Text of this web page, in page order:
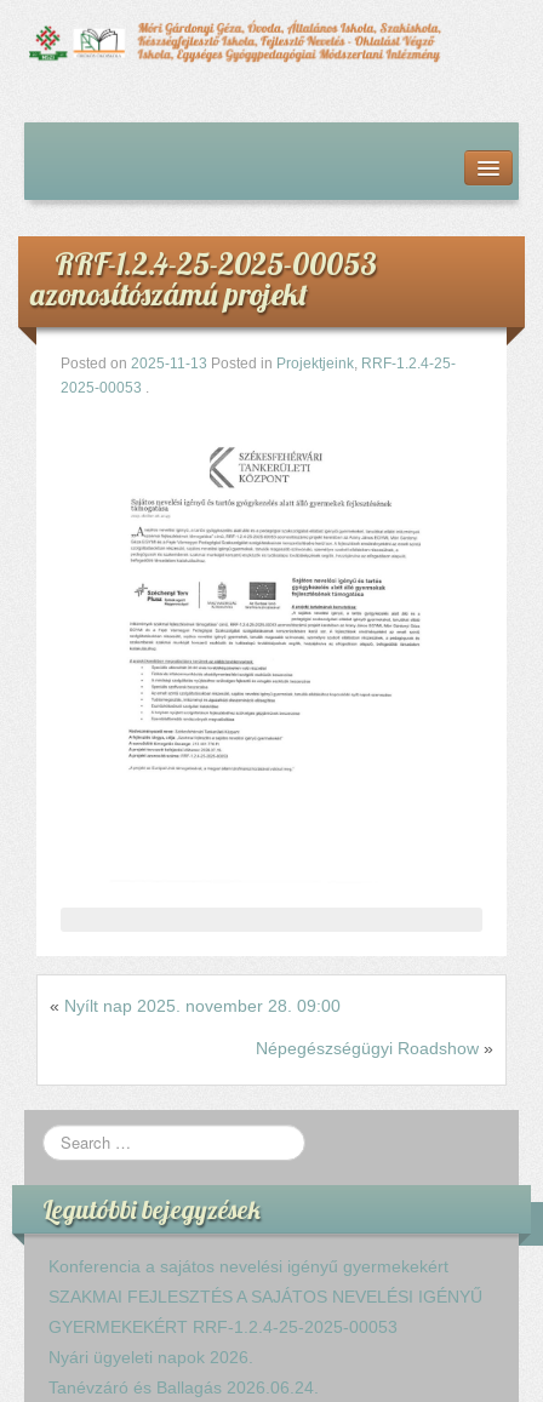
Hírfolyam
Iskolai élet
Alapdokumentumok
Intézményvezetői megbízás dokumentumai
Órarendek (2025/26. tanév)
Szakképzés
Szakkörök
Középfokú beiskolázás a 2026-2027-ös tanévben
Középfokú eredmények
Alapítvány
Pedagógiai szakmai ellenőrzés
Gyermek- és ifjúságvédelem
Projektjeink
Digitális témahét 2016
EFOP-3.1.6
Közlekedés biztonsági pályázat
Konfliktuskezelés
Mindennapos testnevelés
Komplex közlekedés Baleset megelőzés
Komplex közlekedés Egészségfejlesztés
Nyelvi vetélkedő
Hagyománnyá tehető iskolai rendezvény
TÁMOP-3.1.6-11/2
TIOP-1.1.1-12/1
Kutyaterápia
RRF-1.2.4-25-2025-00053
Ökoiskola
RRF-1.2.4-25-2025-00053
azonosítószámú projekt
Posted on 2025-11-13 Posted in Projektjeink, RRF-1.2.4-25-
2025-00053 .
« Nyílt nap 2025. november 28. 09:00
Népegészségügyi Roadshow »
Legutóbbi bejegyzések
Konferencia a sajátos nevelési igényű gyermekekért
SZAKMAI FEJLESZTÉS A SAJÁTOS NEVELÉSI IGÉNYŰ
GYERMEKEKÉRT RRF-1.2.4-25-2025-00053
Nyári ügyeleti napok 2026.
Tanévzáró és Ballagás 2026.06.24.